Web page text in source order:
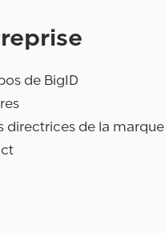
de BigID
directrices de la marque